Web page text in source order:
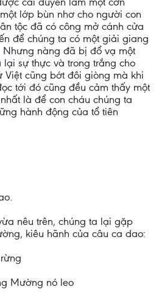
lớp bùn nhơ cho người con
tộc đã có công mở cánh cửa
để chúng ta có một giải giang
Nhưng nàng đã bị đổ vạ một
sự thực và trong trắng cho
Việt cũng bớt đôi giòng mà khi
tới đó cũng đều cảm thấy một
là để con cháu chúng ta
hành động của tổ tiên
nêu trên, chúng ta lại gặp
kiêu hãnh của câu ca dao:
Mường nó leo